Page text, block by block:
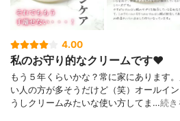
4.00
私のお守り的なクリームです♥
もう５年くらいかな？常に家にあります
い人の方が多そうだけど（笑）オールイ
うしクリームみたいな使い方してま…続き